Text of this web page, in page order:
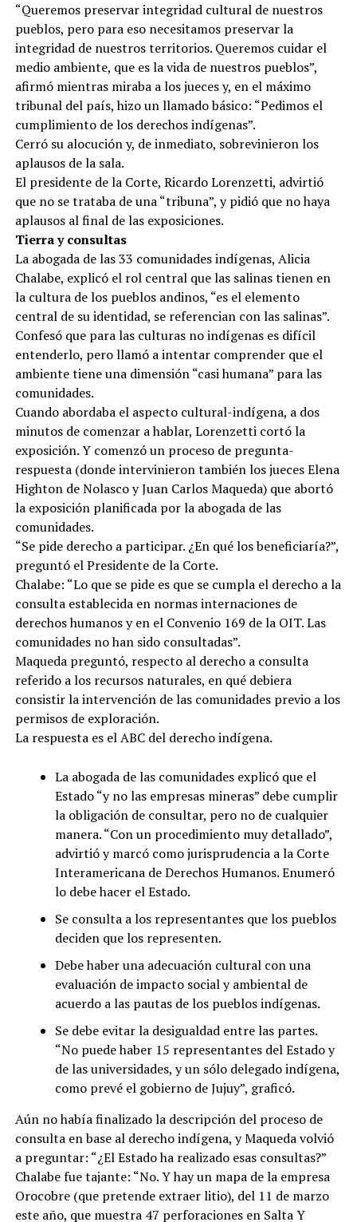
“Queremos preservar integridad cultural de nuestros
pueblos, pero para eso necesitamos preservar la
integridad de nuestros territorios. Queremos cuidar el
medio ambiente, que es la vida de nuestros pueblos”,
afirmó mientras miraba a los jueces y, en el máximo
tribunal del país, hizo un llamado básico: “Pedimos el
cumplimiento de los derechos indígenas”.
Cerró su alocución y, de inmediato, sobrevinieron los
aplausos de la sala.
El presidente de la Corte, Ricardo Lorenzetti, advirtió
que no se trataba de una “tribuna”, y pidió que no haya
aplausos al final de las exposiciones.
Tierra y consultas
La abogada de las 33 comunidades indígenas, Alicia
Chalabe, explicó el rol central que las salinas tienen en
la cultura de los pueblos andinos, “es el elemento
central de su identidad, se referencian con las salinas”.
Confesó que para las culturas no indígenas es difícil
entenderlo, pero llamó a intentar comprender que el
ambiente tiene una dimensión “casi humana” para las
comunidades.
Cuando abordaba el aspecto cultural-indígena, a dos
minutos de comenzar a hablar, Lorenzetti cortó la
exposición. Y comenzó un proceso de pregunta-
respuesta (donde intervinieron también los jueces Elena
Highton de Nolasco y Juan Carlos Maqueda) que abortó
la exposición planificada por la abogada de las
comunidades.
“Se pide derecho a participar. ¿En qué los beneficiaría?”,
preguntó el Presidente de la Corte.
Chalabe: “Lo que se pide es que se cumpla el derecho a la
consulta establecida en normas internaciones de
derechos humanos y en el Convenio 169 de la OIT. Las
comunidades no han sido consultadas”.
Maqueda preguntó, respecto al derecho a consulta
referido a los recursos naturales, en qué debiera
consistir la intervención de las comunidades previo a los
permisos de exploración.
La respuesta es el ABC del derecho indígena.
La abogada de las comunidades explicó que el
Estado “y no las empresas mineras” debe cumplir
la obligación de consultar, pero no de cualquier
manera. “Con un procedimiento muy detallado”,
advirtió y marcó como jurisprudencia a la Corte
Interamericana de Derechos Humanos. Enumeró
lo debe hacer el Estado.
Se consulta a los representantes que los pueblos
deciden que los representen.
Debe haber una adecuación cultural con una
evaluación de impacto social y ambiental de
acuerdo a las pautas de los pueblos indígenas.
Se debe evitar la desigualdad entre las partes.
“No puede haber 15 representantes del Estado y
de las universidades, y un sólo delegado indígena,
como prevé el gobierno de Jujuy”, graficó.
Aún no había finalizado la descripción del proceso de
consulta en base al derecho indígena, y Maqueda volvió
a preguntar: “¿El Estado ha realizado esas consultas?”
Chalabe fue tajante: “No. Y hay un mapa de la empresa
Orocobre (que pretende extraer litio), del 11 de marzo
este año, que muestra 47 perforaciones en Salta Y